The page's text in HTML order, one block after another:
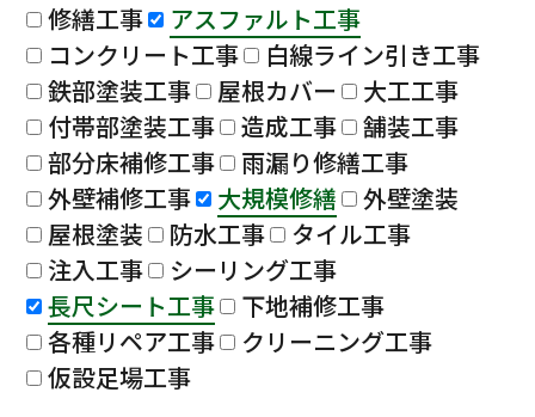
修繕工事
アスファルト工事
コンクリート工事
白線ライン引き工事
鉄部塗装工事
屋根カバー
大工工事
付帯部塗装工事
造成工事
舗装工事
部分床補修工事
雨漏り修繕工事
外壁補修工事
大規模修繕
外壁塗装
屋根塗装
防水工事
タイル工事
注入工事
シーリング工事
長尺シート工事
下地補修工事
各種リペア工事
クリーニング工事
仮設足場工事